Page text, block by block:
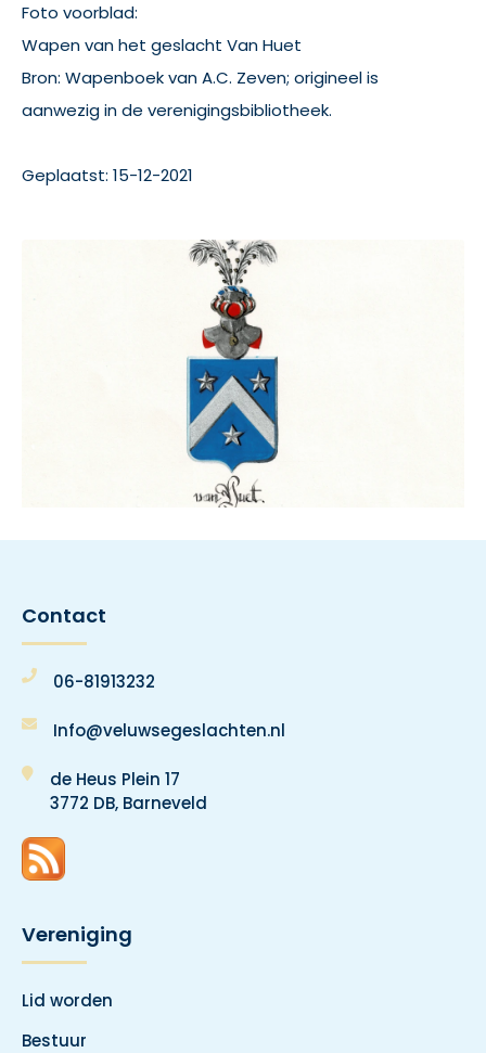
Foto voorblad:
Wapen van het geslacht Van Huet
Bron: Wapenboek van A.C. Zeven; origineel is
aanwezig in de verenigingsbibliotheek.
Geplaatst: 15-12-2021
Contact
06-81913232
Info@veluwsegeslachten.nl
de Heus Plein 17
3772 DB, Barneveld
Vereniging
Lid worden
Bestuur